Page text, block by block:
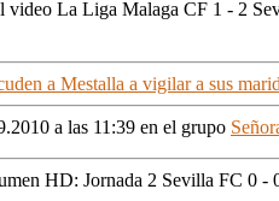
video La Liga Malaga CF 1 - 2
a Mestalla a vigilar a sus
a las 11:39 en el grupo
HD: Jornada 2 Sevilla FC 0 -